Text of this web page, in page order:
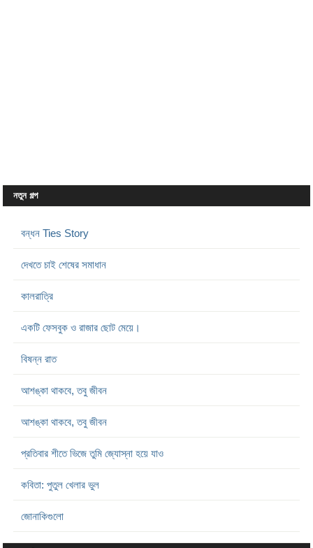
নতুন গল্প
বন্ধন Ties Story
দেখতে চাই শেষের সমাধান
কালরাত্রি
একটি ফেসবুক ও রাজার ছোট মেয়ে।
বিষন্ন রাত
আশঙ্কা থাকবে, তবু জীবন
আশঙ্কা থাকবে, তবু জীবন
প্রতিবার শীতে ভিজে তুমি জ্যোস্না হয়ে যাও
কবিতা: পুতুল খেলার ভুল
জোনাকিগুলো